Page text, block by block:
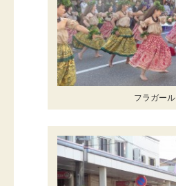
フラガール